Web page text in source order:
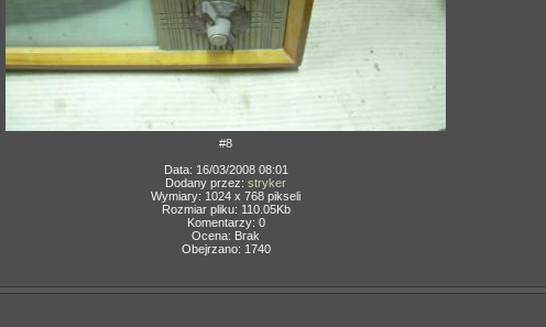
#8
Data: 16/03/2008 08:01
Dodany przez: stryker
Wymiary: 1024 x 768 pikseli
Rozmiar pliku: 110.05Kb
Komentarzy: 0
Ocena: Brak
Obejrzano: 1740